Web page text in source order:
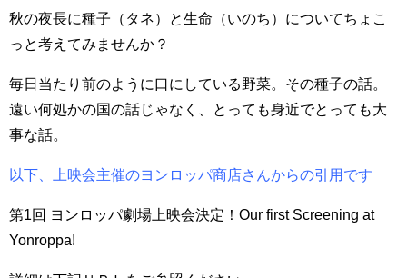
秋の夜長に種子（タネ）と生命（いのち）についてちょこ
っと考えてみませんか？
毎日当たり前のように口にしている野菜。その種子の話。
遠い何処かの国の話じゃなく、とっても身近でとっても大
事な話。
以下、上映会主催のヨンロッパ商店さんからの引用です
第1回 ヨンロッパ劇場上映会決定！Our first Screening at
Yonroppa!